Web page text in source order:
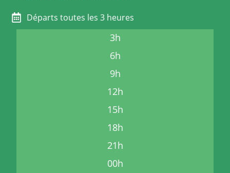
Départs toutes les 3 heures
3h
6h
9h
12h
15h
18h
21h
00h